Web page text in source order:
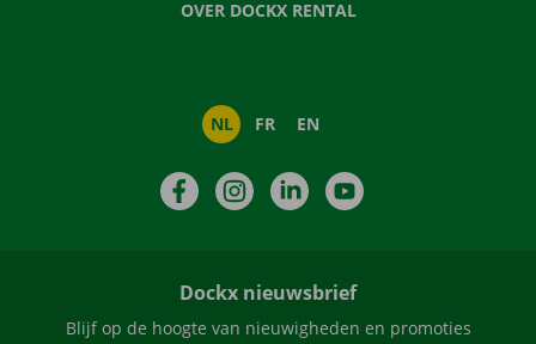
OVER DOCKX RENTAL
NL FR EN
FacebookInstagramLinkedIn
Dockx nieuwsbrief
Blijf op de hoogte van nieuwigheden en promoties